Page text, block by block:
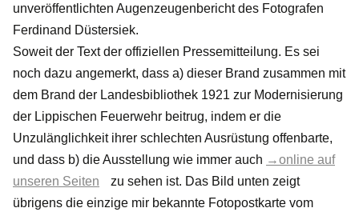
unveröffentlichten Augenzeugenbericht des Fotografen
Ferdinand Düstersiek.
Soweit der Text der offiziellen Pressemitteilung. Es sei
noch dazu angemerkt, dass a) dieser Brand zusammen mit
dem Brand der Landesbibliothek 1921 zur Modernisierung
der Lippischen Feuerwehr beitrug, indem er die
Unzulänglichkeit ihrer schlechten Ausrüstung offenbarte,
und dass b) die Ausstellung wie immer auch →online auf
unseren Seiten
zu sehen ist. Das Bild unten zeigt
übrigens die einzige mir bekannte Fotopostkarte vom